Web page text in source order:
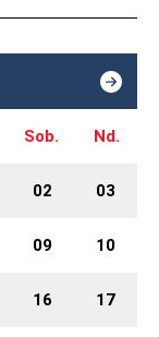
Sob. Nd.
02 03
09 10
16 17